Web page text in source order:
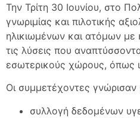
Την Τρίτη 30 Ιουνίου, στο
γνωριμίας και πιλοτικής
ηλικιωμένων και ατόμων με
τις λύσεις που
εσωτερικούς χώρους, όπως
Οι συμμετέχοντες
συλλογή δεδομένων